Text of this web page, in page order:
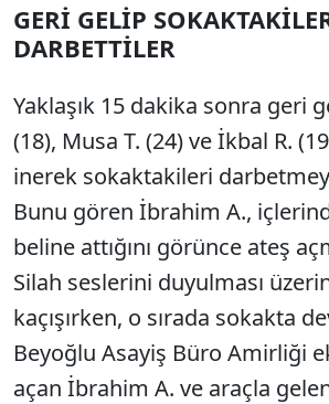
GERİ GELİP
DARBETTİLER
Yaklaşık 15 dakika sonra geri
(18), Musa T. (24) ve İkbal R.
inerek sokaktakileri
Bunu gören İbrahim A.,
beline attığını görünce ateş
Silah seslerini duyulması
kaçışırken, o sırada sokakta
Beyoğlu Asayiş Büro Amirliği
açan İbrahim A. ve araçla